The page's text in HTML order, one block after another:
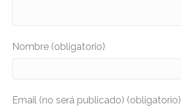
Nombre (obligatorio)
Email (no será publicado) (obligatorio)